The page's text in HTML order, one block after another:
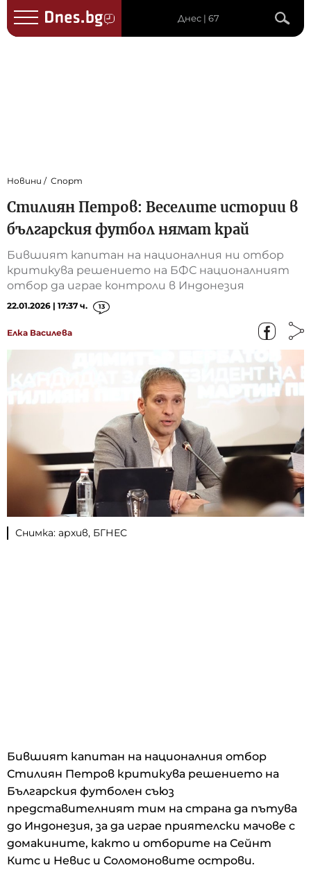
Днес | 67
Новини Спорт
Стилиян Петров: Веселите истории в
българския футбол нямат край
Бившият капитан на националния ни отбор
критикува решението на БФС националният
отбор да играе контроли в Индонезия
22.01.2026 | 17:37 ч. 13
Елка Василева
Снимка: архив, БГНЕС
Бившият капитан на националния отбор
Стилиян Петров критикува решението на
Българския футболен съюз
представителният тим на страна да пътува
до Индонезия, за да играе приятелски мачове с
домакините, както и отборите на Сейнт
Китс и Невис и Соломоновите острови.